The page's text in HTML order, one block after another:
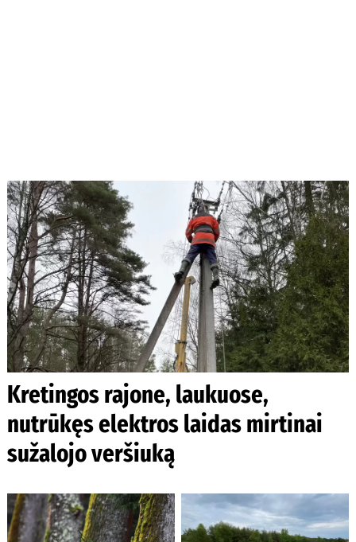
Kretingos rajone, laukuose,
nutrūkęs elektros laidas mirtinai
sužalojo veršiuką